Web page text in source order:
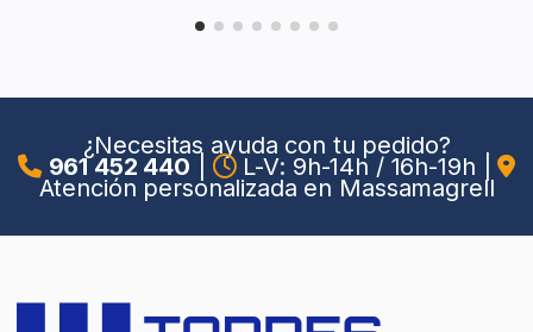
¿Necesitas ayuda con tu pedido?
961 452 440 L-V: 9h-14h / 16h-19h
Atención personalizada en Massamagrell